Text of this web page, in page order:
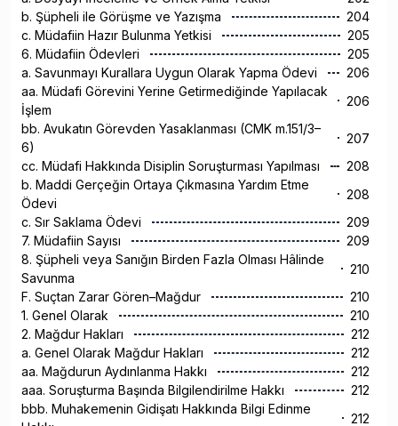
b. Şüpheli ile Görüşme ve Yazışma
204
c. Müdafiin Hazır Bulunma Yetkisi
205
6. Müdafiin Ödevleri
205
a. Savunmayı Kurallara Uygun Olarak Yapma Ödevi
206
aa. Müdafi Görevini Yerine Getirmediğinde Yapılacak
İşlem
206
bb. Avukatın Görevden Yasaklanması (CMK m.151/3–
6)
207
cc. Müdafi Hakkında Disiplin Soruşturması Yapılması
208
b. Maddi Gerçeğin Ortaya Çıkmasına Yardım Etme
Ödevi
208
c. Sır Saklama Ödevi
209
7. Müdafiin Sayısı
209
8. Şüpheli veya Sanığın Birden Fazla Olması Hâlinde
Savunma
210
F. Suçtan Zarar Gören–Mağdur
210
1. Genel Olarak
210
2. Mağdur Hakları
212
a. Genel Olarak Mağdur Hakları
212
aa. Mağdurun Aydınlanma Hakkı
212
aaa. Soruşturma Başında Bilgilendirilme Hakkı
212
bbb. Muhakemenin Gidişatı Hakkında Bilgi Edinme
212